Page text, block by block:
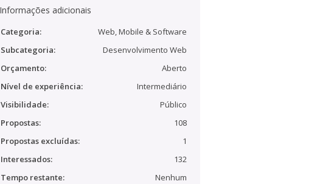
Informações adicionais
Categoria:
Web, Mobile & Software
Subcategoria:
Desenvolvimento Web
Orçamento:
Aberto
Nível de experiência:
Intermediário
Visibilidade:
Público
Propostas:
108
Propostas excluídas:
1
Interessados:
132
Tempo restante:
Nenhum